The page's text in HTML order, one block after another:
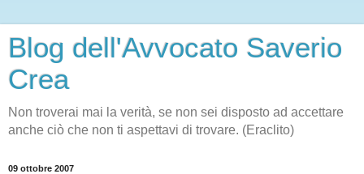
Blog dell'Avvocato Saverio
Crea
Non troverai mai la verità, se non sei disposto ad accettare
anche ciò che non ti aspettavi di trovare. (Eraclito)
09 ottobre 2007